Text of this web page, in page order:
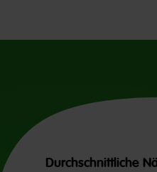
Durchschnittliche